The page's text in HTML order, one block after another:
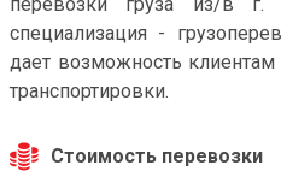
специализация -
дает возможность клиентам
транспортировки.
Стоимость перевозки